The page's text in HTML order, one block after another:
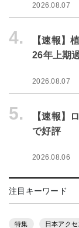
2026.08.07
4.
【速報】
26年上期
2026.08.07
5.
【速報】
で好評
2026.08.06
注目キーワード
特集 日本アクセ